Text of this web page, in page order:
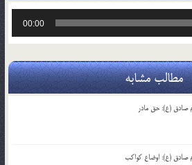
00:00
مطالب مشابه
صادق (ع): حق مادر
صادق (ع): اوضاع کواکب